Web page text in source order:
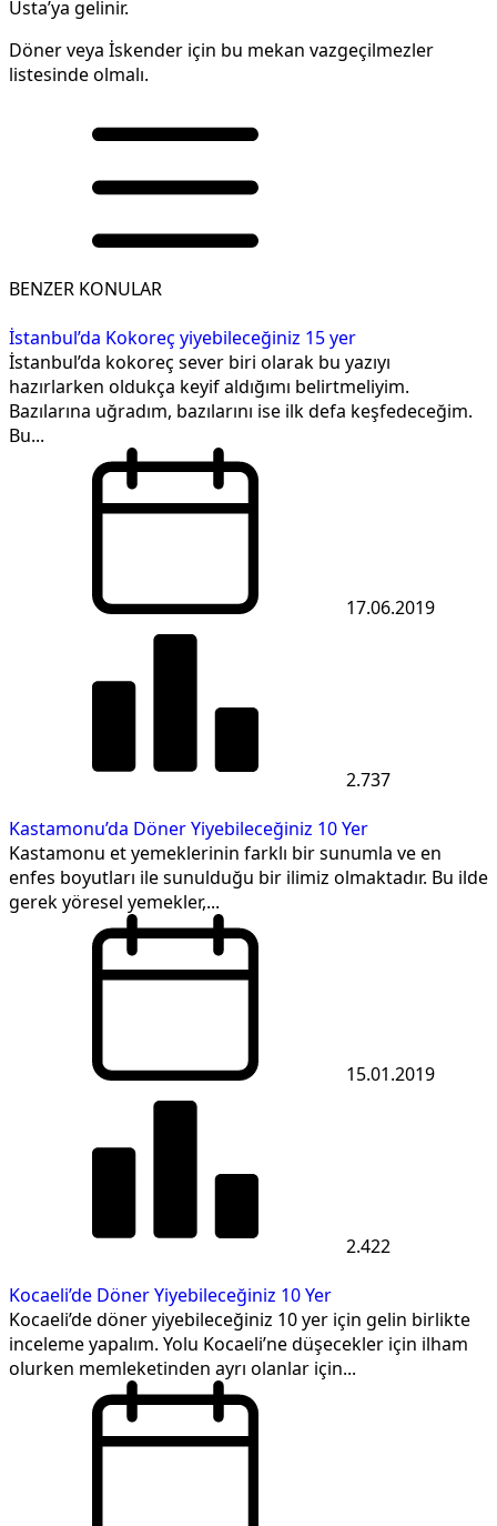
Usta’ya gelinir.
Döner veya İskender için bu mekan vazgeçilmezler
listesinde olmalı.
BENZER KONULAR
İstanbul’da Kokoreç yiyebileceğiniz 15 yer
İstanbul’da kokoreç sever biri olarak bu yazıyı
hazırlarken oldukça keyif aldığımı belirtmeliyim.
Bazılarına uğradım, bazılarını ise ilk defa keşfedeceğim.
Bu...
17.06.2019
2.737
Kastamonu’da Döner Yiyebileceğiniz 10 Yer
Kastamonu et yemeklerinin farklı bir sunumla ve en
enfes boyutları ile sunulduğu bir ilimiz olmaktadır. Bu ilde
gerek yöresel yemekler,...
15.01.2019
2.422
Kocaeli’de Döner Yiyebileceğiniz 10 Yer
Kocaeli’de döner yiyebileceğiniz 10 yer için gelin birlikte
inceleme yapalım. Yolu Kocaeli’ne düşecekler için ilham
olurken memleketinden ayrı olanlar için...